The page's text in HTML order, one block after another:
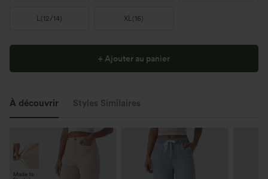
L(12/14) XL(16)
+ Ajouter au panier
À découvrir Styles Similaires